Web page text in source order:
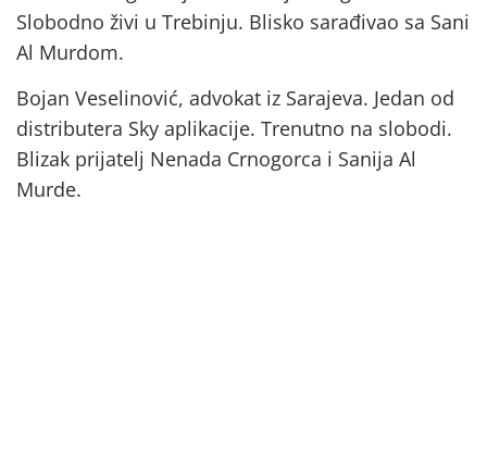
Slobodno živi u Trebinju. Blisko sarađivao sa Sani
Al Murdom.
Bojan Veselinović, advokat iz Sarajeva. Jedan od
distributera Sky aplikacije. Trenutno na slobodi.
Blizak prijatelj Nenada Crnogorca i Sanija Al
Murde.